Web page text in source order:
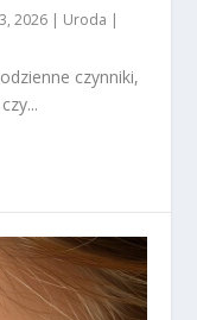
2026 | Uroda |
czynniki,